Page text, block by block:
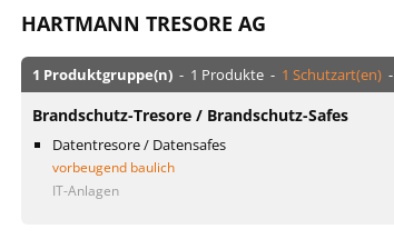
HARTMANN TRESORE AG
1 Produktgruppe(n)- 1 Produkte - 1 Schutzart(en)-
Brandschutz-Tresore / Brandschutz-Safes
Datentresore / Datensafes
vorbeugend baulich
IT-Anlagen